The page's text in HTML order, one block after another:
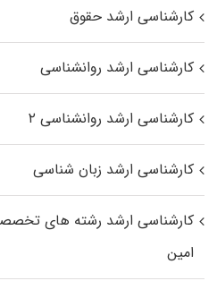
کارشناسی ارشد حقوق
کارشناسی ارشد روانشناسی
کارشناسی ارشد روانشناسی ۲
کارشناسی ارشد زبان شناسی
کارشناسی ارشد رﺷﺘﻪ ﻫﺎی
اﻣﻴﻦ